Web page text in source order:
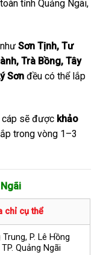
tỉnh Quảng Ngãi,
Sơn Tịnh, Tư
Trà Bồng, Tây
Sơnđều có thể lắp
cáp sẽ được khảo
trong vòng 1–3
chỉ cụ thể
P. Lê Hồng
Quảng Ngãi